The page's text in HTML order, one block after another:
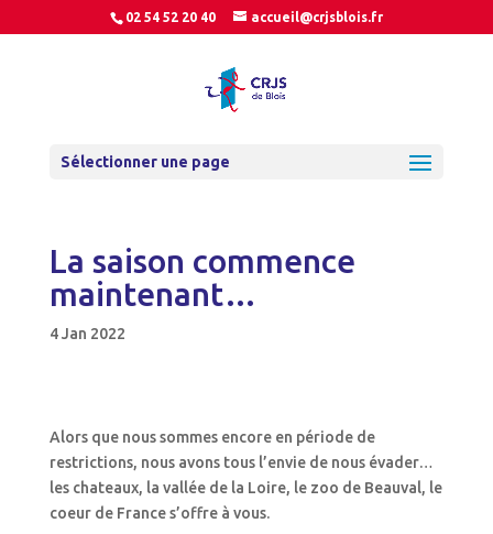
02 54 52 20 40 accueil@crjsblois.fr
Sélectionner une page
La saison commence
maintenant…
4 Jan 2022
Alors que nous sommes encore en période de
restrictions, nous avons tous l’envie de nous évader…
les chateaux, la vallée de la Loire, le zoo de Beauval, le
coeur de France s’offre à vous.